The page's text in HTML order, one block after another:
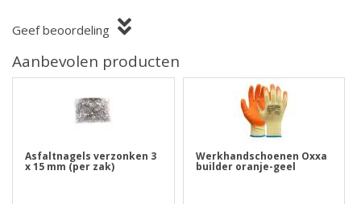
Geef beoordeling
Aanbevolen producten
Asfaltnagels verzonken 3
x 15 mm (per zak)
Werkhandschoenen Oxxa
builder oranje-geel